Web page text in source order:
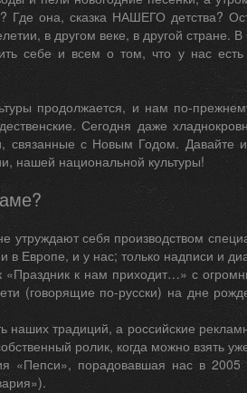
Где она, сказка НАШЕГО детства?
в другом веке, в другой стране.
себе и всем о том, что у нас
продолжается, и нам по-
Сегодня даже
связанные с Новым Годом.
нашей национальной культуры!
утруждают себя производством
Европе, и у нас; только надписи и
к нам приходит…» с
(говорящие по-русски) на дне
традиций, а российские
ролик, когда можно взять
«Пепси», порадовавшая нас в